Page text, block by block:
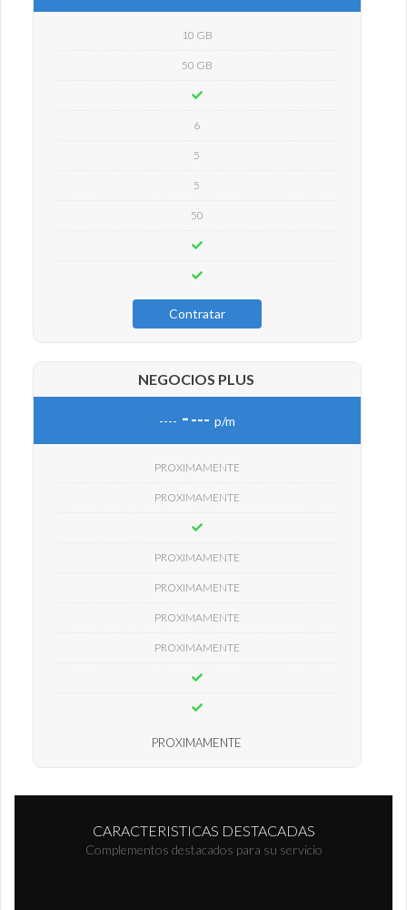
10 GB
50 GB
6
5
5
50
Contratar
NEGOCIOS PLUS
---- ---- p/m
PROXIMAMENTE
PROXIMAMENTE
PROXIMAMENTE
PROXIMAMENTE
PROXIMAMENTE
PROXIMAMENTE
PROXIMAMENTE
CARACTERISTICAS DESTACADAS
Complementos destacados para su servicio